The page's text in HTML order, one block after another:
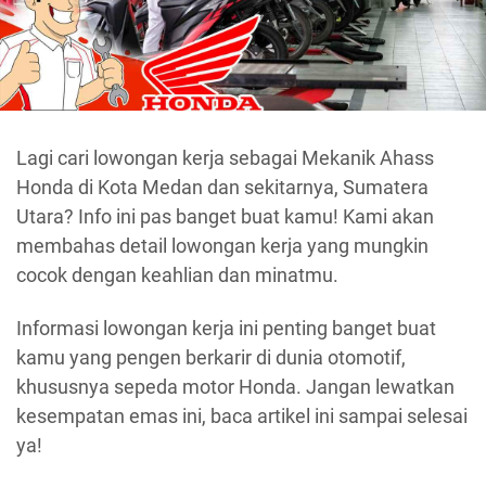
Lagi cari lowongan kerja sebagai Mekanik Ahass
Honda di Kota Medan dan sekitarnya, Sumatera
Utara? Info ini pas banget buat kamu! Kami akan
membahas detail lowongan kerja yang mungkin
cocok dengan keahlian dan minatmu.
Informasi lowongan kerja ini penting banget buat
kamu yang pengen berkarir di dunia otomotif,
khususnya sepeda motor Honda. Jangan lewatkan
kesempatan emas ini, baca artikel ini sampai selesai
ya!